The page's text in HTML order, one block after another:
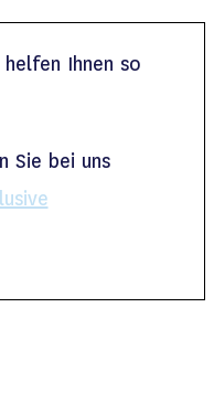
Ihnen so
Sie bei uns